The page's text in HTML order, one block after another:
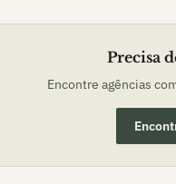
Precisa
Encontre agências